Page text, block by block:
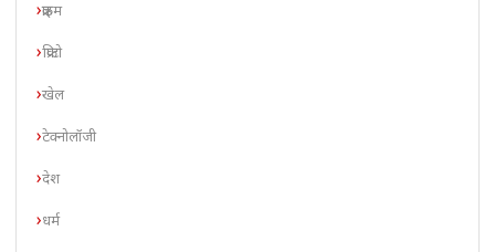
क्राइम
क्रिप्टो
खेल
टेक्नोलॉजी
देश
धर्म